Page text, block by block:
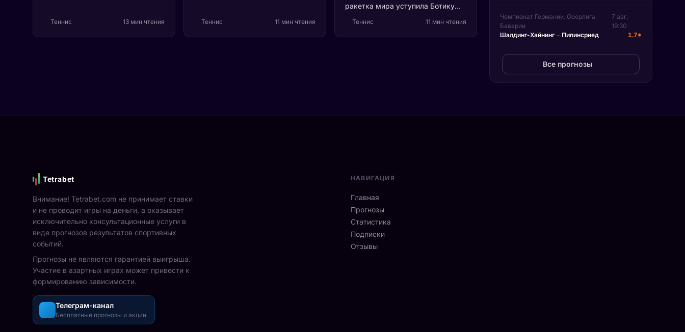
Теннис 13 мин чтения
серьёзно и кто выигрывает, если
Теннис 11 мин чтения
ракетка мира уступила Ботику
минуту. Разбираем, что
Теннис 11 мин чтения
Чемпионат Германии. Оберлига
Баварии
7 авг,
19:30
Шалдинг-Хайнинг – Пипинсриед 1.7*
Все прогнозы
Tetrabet
Внимание! Tetrabet.com не принимает ставки
и не проводит игры на деньги, а оказывает
исключительно консультационные услуги в
виде прогнозов результатов спортивных
событий.
Прогнозы не являются гарантией выигрыша.
Участие в азартных играх может привести к
формированию зависимости.
Телеграм-канал
Бесплатные прогнозы и акции
НАВИГАЦИЯ
Главная
Прогнозы
Статистика
Подписки
Отзывы